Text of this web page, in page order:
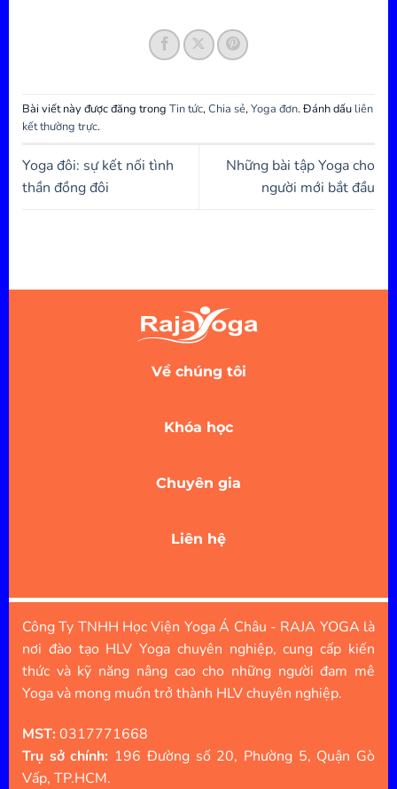
Bài viết này được đăng trong Tin tức,Chia sẻ,Yoga đơn. Đánh dấu liên
kết thường trực.
Yoga đôi: sự kết nối tình
thần đồng đôi
Những bài tập Yoga cho
người mới bắt đầu
Về chúng tôi
Khóa học
Chuyên gia
Liên hệ
Công Ty TNHH Học Viện Yoga Á Châu - RAJA YOGA là
nơi đào tạo HLV Yoga chuyên nghiệp, cung cấp kiến
thức và kỹ năng nâng cao cho những người đam mê
Yoga và mong muốn trở thành HLV chuyên nghiệp.
MST:0317771668
Trụ sở chính: 196 Đường số 20, Phường 5, Quận Gò
Vấp, TP.HCM.